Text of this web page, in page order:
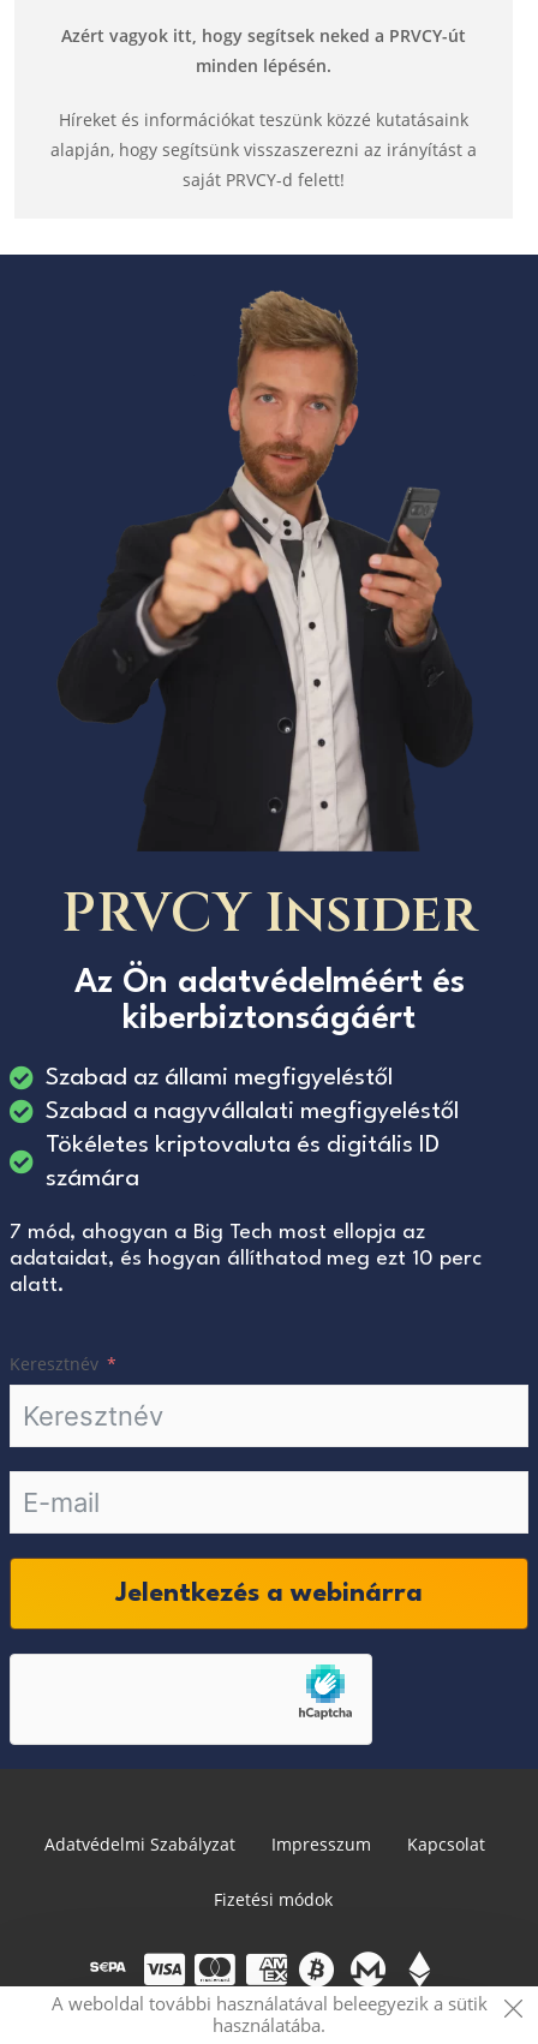
Azért vagyok itt, hogy segítsek neked a PRVCY-út
minden lépésén.
Híreket és információkat teszünk közzé kutatásaink
alapján, hogy segítsünk visszaszerezni az irányítást a
saját PRVCY-d felett!
PRVCY Insider
Az Ön adatvédelméért és
kiberbiztonságáért
Szabad az állami megfigyeléstől
Szabad a nagyvállalati megfigyeléstől
Tökéletes kriptovaluta és digitális ID
számára
7 mód, ahogyan a Big Tech most ellopja az
adataidat, és hogyan állíthatod meg ezt 10 perc
alatt.
Keresztnév
Jelentkezés a webinárra
Adatvédelmi Szabályzat Impresszum Kapcsolat
Fizetési módok
© 2026 PRVCY.world
A weboldal további használatával beleegyezik a sütik
használatába.